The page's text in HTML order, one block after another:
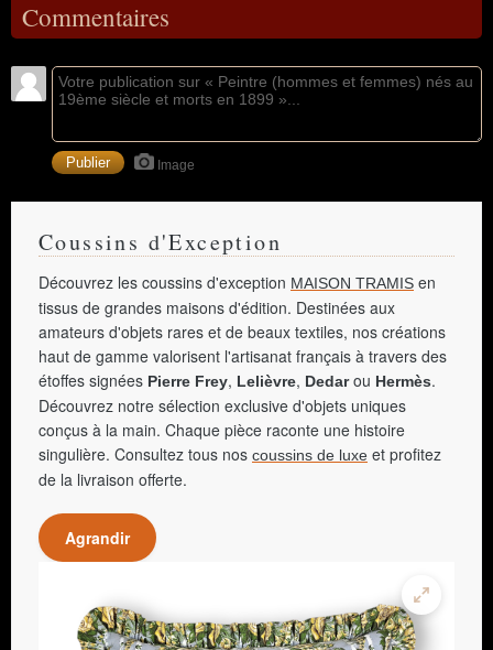
Commentaires
Image
Coussins d'Exception
Découvrez les coussins d'exception MAISON TRAMIS en
tissus de grandes maisons d'édition. Destinées aux
amateurs d'objets rares et de beaux textiles, nos créations
haut de gamme valorisent l'artisanat français à travers des
étoffes signées Pierre Frey, Lelièvre, Dedarou Hermès.
Découvrez notre sélection exclusive d'objets uniques
conçus à la main. Chaque pièce raconte une histoire
singulière. Consultez tous nos coussins de luxe et profitez
de la livraison offerte.
Agrandir